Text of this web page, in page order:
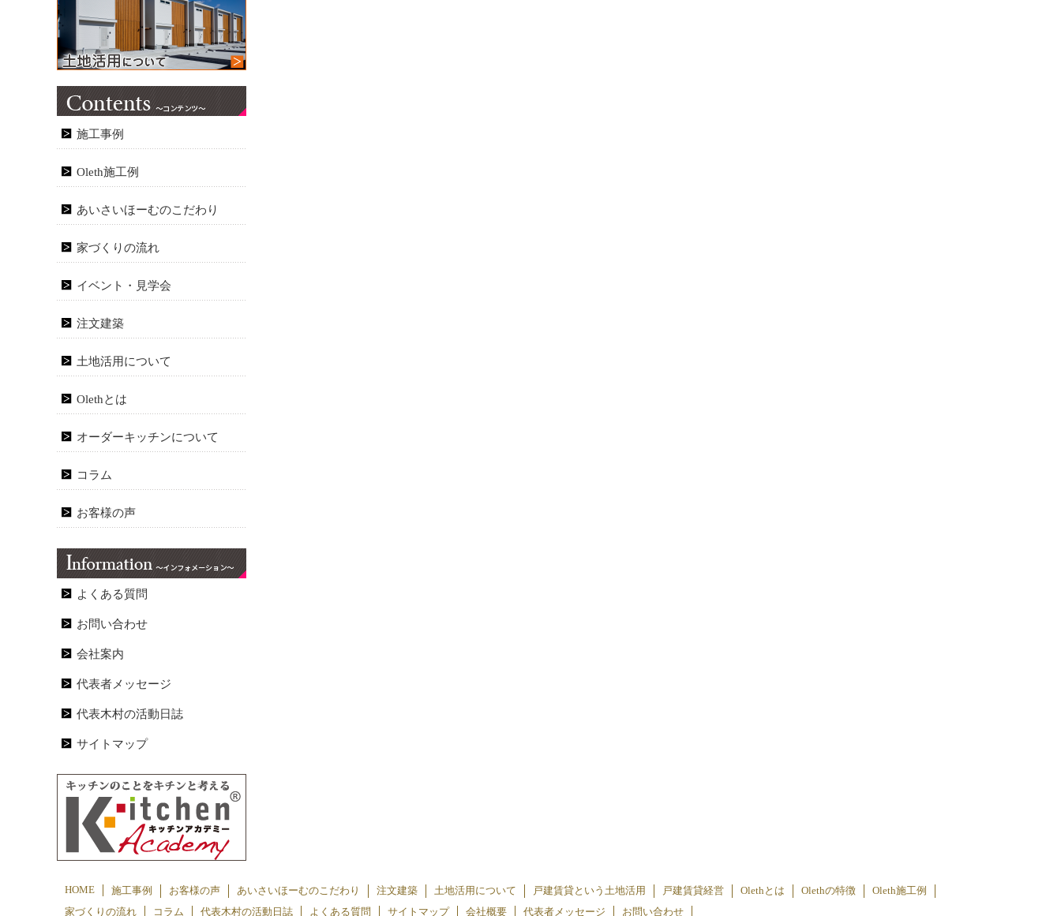
施工事例
Oleth施工例
あいさいほーむのこだわり
家づくりの流れ
イベント・見学会
注文建築
土地活用について
Olethとは
オーダーキッチンについて
コラム
お客様の声
よくある質問
お問い合わせ
会社案内
代表者メッセージ
代表木村の活動日誌
サイトマップ
HOME 施工事例 お客様の声 あいさいほーむのこだわり 注文建築 土地活用について 戸建賃貸という土地活用 戸建賃貸経営 Olethとは Olethの特徴
Oleth施工例
家づくりの流れ
コラム 代表木村の活動日誌 よくある質問 サイトマップ 会社概要 代表者メッセージ お問い合わせ